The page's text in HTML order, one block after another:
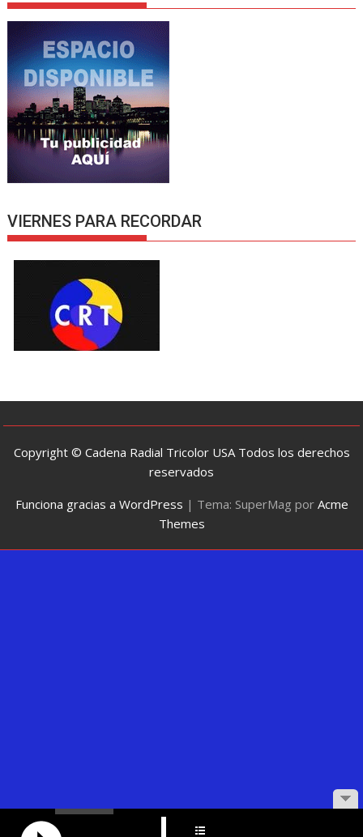
VIERNES PARA RECORDAR
Copyright © Cadena Radial Tricolor USA Todos los derechos
reservados
Funciona gracias a WordPress | Tema: SuperMag por Acme
Themes